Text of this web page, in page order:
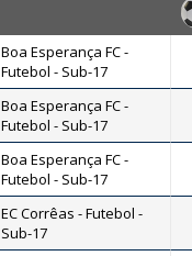
Boa Esperança FC -
Futebol - Sub-17
Boa Esperança FC -
Futebol - Sub-17
Boa Esperança FC -
Futebol - Sub-17
EC Corrêas - Futebol -
Sub-17